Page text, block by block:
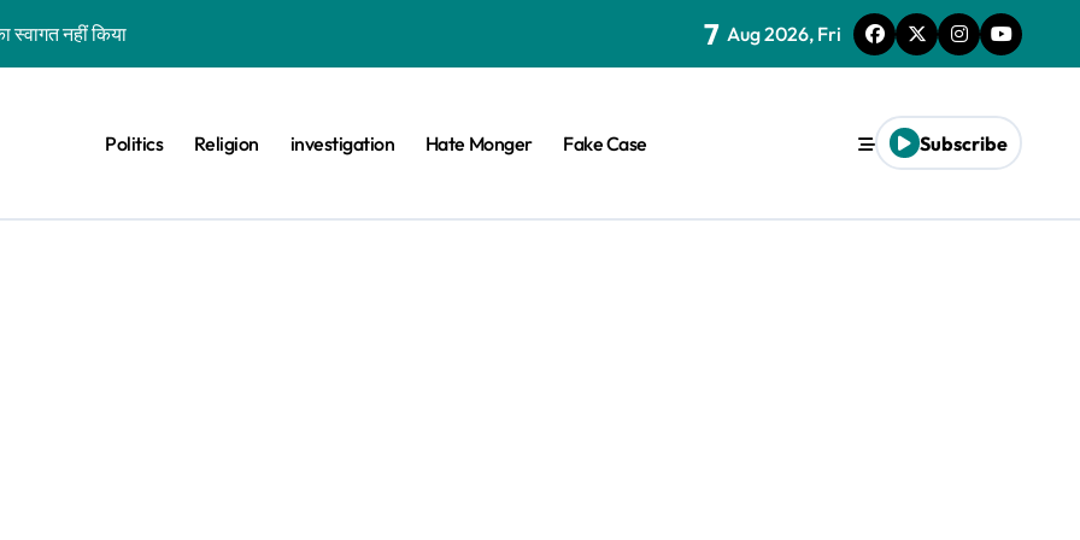
खिलाफ विरोध प्रदर्शन का बताकर वायरल है
7 Aug 2026, Fri
Politics Religion investigation Hate Monger Fake Case Subscribe